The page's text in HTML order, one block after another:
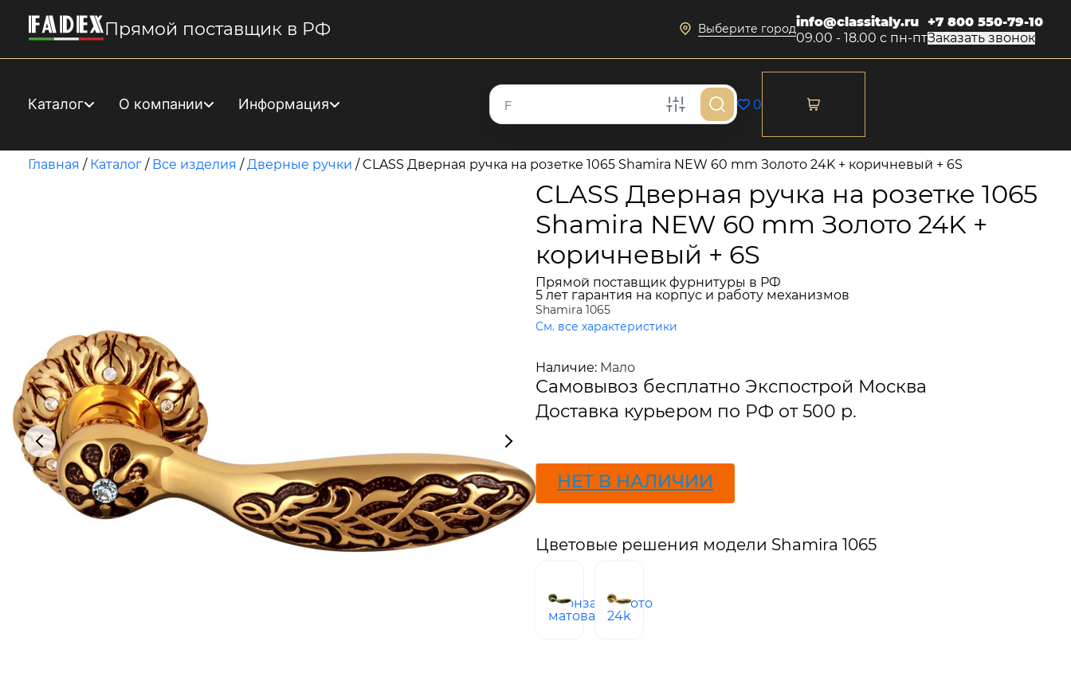
Прямой поставщик в РФ Выберите городinfo@classitaly.ru
09.00 - 18.00 с пн-пт
+7 800 550-79-10
Заказать звонок
Каталог О компании Информация 0
Главная / Каталог / Все изделия /Дверные ручки /CLASS Дверная ручка на розетке 1065 Shamira NEW 60 mm Золото 24K + коричневый + 6S
CLASS Дверная ручка на розетке 1065
Shamira NEW 60 mm Золото 24K +
коричневый + 6S
Прямой поставщик фурнитуры в РФ
5 лет гарантия на корпус и работу механизмов
Shamira 1065
См. все характеристики
Наличие: Мало
Самовывоз бесплатно Экспострой Москва
Доставка курьером по РФ от 500 р.
НЕТ В НАЛИЧИИ
Цветовые решения модели Shamira 1065
бронза
матовая
золото
24k